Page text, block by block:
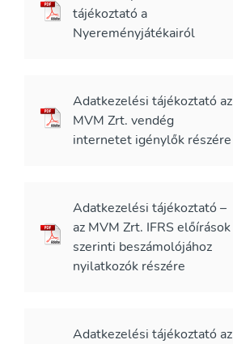
tájékoztató a
Nyereményjátékairól
Adatkezelési tájékoztató az
MVM Zrt. vendég
internetet igénylők részére
Adatkezelési tájékoztató –
az MVM Zrt. IFRS előírások
szerinti beszámolójához
nyilatkozók részére
Adatkezelési tájékoztató az